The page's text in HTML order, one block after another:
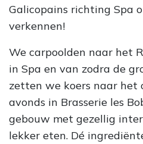
Galicopains richting Spa
verkennen!
We carpoolden naar het
in Spa en van zodra de
zetten we koers naar het
avonds in Brasserie les
gebouw met gezellig
lekker eten. Dé